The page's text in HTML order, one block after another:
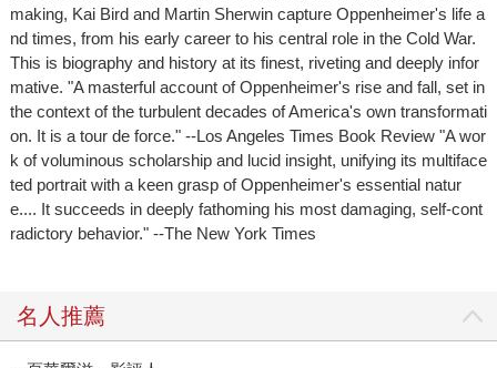
making, Kai Bird and Martin Sherwin capture Oppenheimer's life a
nd times, from his early career to his central role in the Cold War.
This is biography and history at its finest, riveting and deeply infor
mative. "A masterful account of Oppenheimer's rise and fall, set in
the context of the turbulent decades of America's own transformati
on. It is a tour de force." --Los Angeles Times Book Review "A wor
k of voluminous scholarship and lucid insight, unifying its multiface
ted portrait with a keen grasp of Oppenheimer's essential natur
e.... It succeeds in deeply fathoming his most damaging, self-cont
radictory behavior." --The New York Times
名人推薦